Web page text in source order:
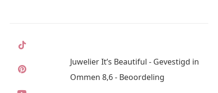
Juwelier It’s Beautiful - Gevestigd in
Ommen 8,6 - Beoordeling